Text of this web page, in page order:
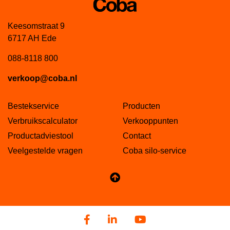
Keesomstraat 9
6717 AH Ede
088-8118 800
verkoop@coba.nl
Bestekservice
Verbruikscalculator
Productadviestool
Veelgestelde vragen
Producten
Verkooppunten
Contact
Coba silo-service